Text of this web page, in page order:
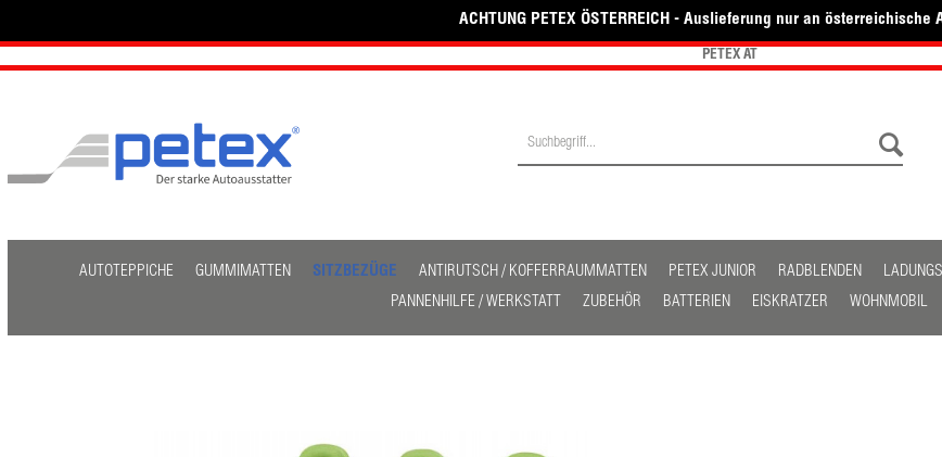
ACHTUNG PETEX ÖSTERREICH - Auslieferung nur an österreichische
PETEX AT
AUTOTEPPICHE GUMMIMATTEN SITZBEZÜGE ANTIRUTSCH / KOFFERRAUMMATTEN PETEX JUNIOR RADBLENDEN
PANNENHILFE / WERKSTATT
ZUBEHÖR BATTERIEN EISKRATZER WOHNMOBIL